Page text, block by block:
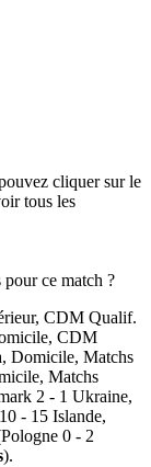
cliquer sur le
tous les
pour ce match ?
CDM Qualif.
CDM
Domicile, Matchs
Matchs
2 - 1 Ukraine,
- 15 Islande,
0 - 2
).